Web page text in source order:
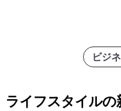
ビジ
ライフスタイルの